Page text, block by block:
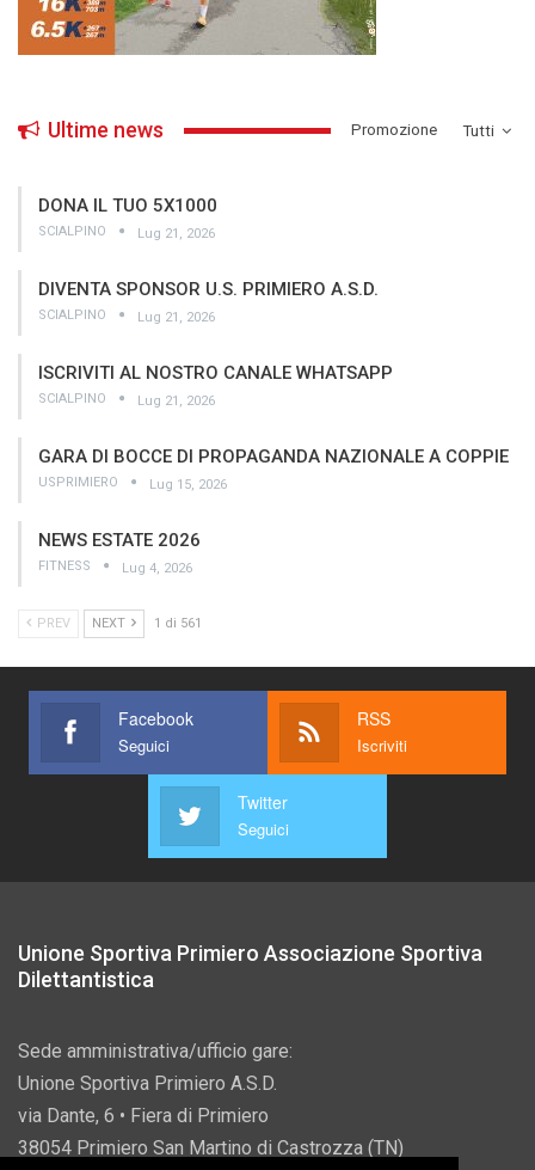
Tutti
Ultime news ­Promozione
DONA IL TUO 5X1000
SCIALPINO Lug 21, 2026
DIVENTA SPONSOR U.S. PRIMIERO A.S.D.
SCIALPINO Lug 21, 2026
ISCRIVITI AL NOSTRO CANALE WHATSAPP
SCIALPINO Lug 21, 2026
GARA DI BOCCE DI PROPAGANDA NAZIONALE A COPPIE
USPRIMIERO Lug 15, 2026
NEWS ESTATE 2026
FITNESS Lug 4, 2026
PREV NEXT 1 di 561
Facebook
Seguici
RSS
Iscriviti
Twitter
Seguici
Unione Sportiva Primiero Associazione Sportiva
Dilettantistica
Sede amministrativa/ufficio gare:
Unione Sportiva Primiero A.S.D.
via Dante, 6 • Fiera di Primiero
38054 Primiero San Martino di Castrozza (TN)